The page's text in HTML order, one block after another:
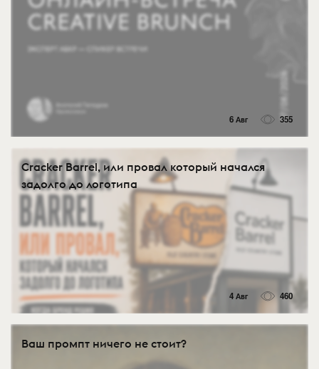
6 Авг 355
Cracker Barrel, или провал который начался
задолго до логотипа
4 Авг 460
Ваш промпт ничего не стоит?